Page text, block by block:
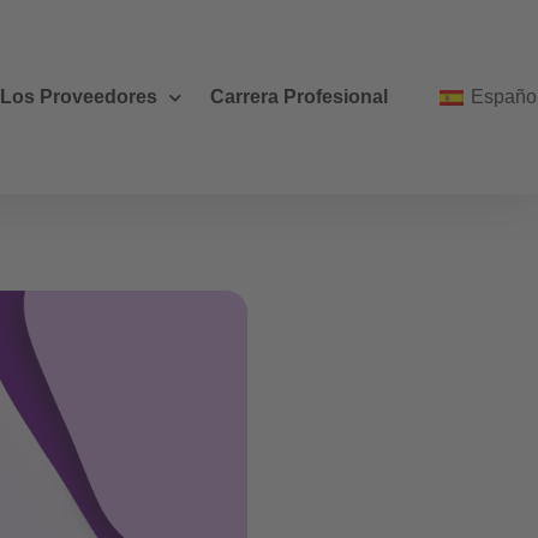
Proveedores Carrera Profesional